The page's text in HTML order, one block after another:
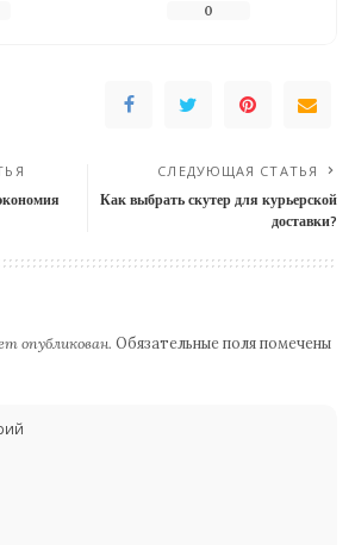
0
СЛЕДУЮЩАЯ СТАТЬЯ
Как выбрать скутер для курьерской
доставки?
опубликован. Обязательные поля помечены